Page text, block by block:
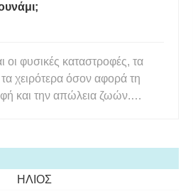
οι φυσικές καταστροφές, τα
χειρότερα όσον αφορά τη
και την απώλεια ζωών.
τσουνάμι έχουν
ζημιές
ΉΛΙΟΣ